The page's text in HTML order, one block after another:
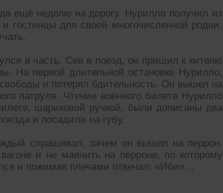
ещё неделю на дорогу. Нурилло получил из
для своей многочисленной родни.
в часть. Сев в поезд, он пришил к кителю
На первой длительной остановке Нурилло,
и потерял бдительность. Он вышел на
патруля. Чтение военного билета Нурилло
шариковой ручкой, были дописаны два
и посадили на губу.
спрашивал, зачем он вышел на перрон.
и не маячить на перроне, по которому
и пожимая плечами отвечал: «Иби»…